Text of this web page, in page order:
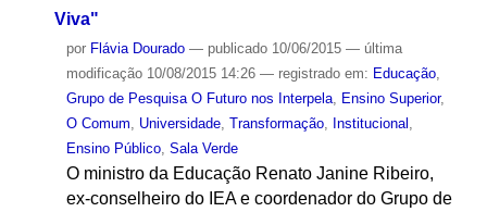
Viva"
por Flávia Dourado — publicado10/06/2015 — última
modificação10/08/2015 14:26 — registrado em: Educação,
Grupo de Pesquisa O Futuro nos Interpela, Ensino Superior,
O Comum
Universidade, Transformação, Institucional
Ensino Público, Sala Verde
O ministro da Educação Renato Janine Ribeiro,
ex-conselheiro do IEA e coordenador do Grupo de